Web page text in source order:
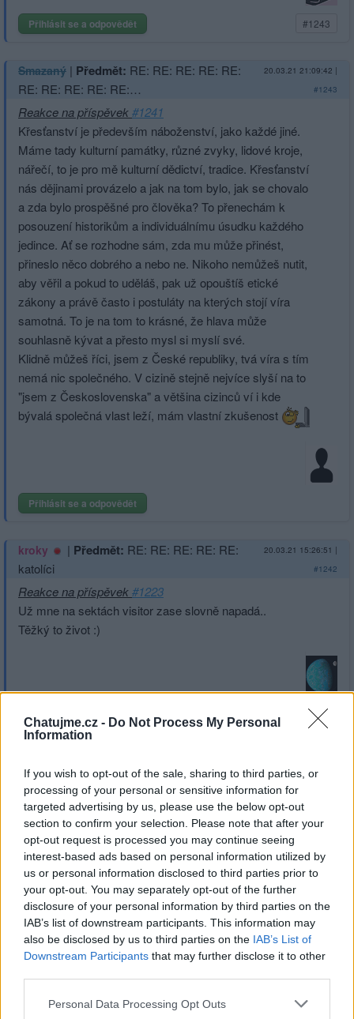
Chatujme.cz - Do Not Process My Personal
Information
If you wish to opt-out of the sale, sharing to third parties, or
processing of your personal or sensitive information for
targeted advertising by us, please use the below opt-out
section to confirm your selection. Please note that after your
opt-out request is processed you may continue seeing
interest-based ads based on personal information utilized by
us or personal information disclosed to third parties prior to
your opt-out. You may separately opt-out of the further
disclosure of your personal information by third parties on the
IAB’s list of downstream participants. This information may
also be disclosed by us to third parties on the IAB’s List of
Downstream Participants that may further disclose it to other
Personal Data Processing Opt Outs
Přihlásit se a odpovědět #1243
Smazaný | Předmět: RE: RE: RE: RE: RE:
RE: RE: RE: RE: RE:…
20.03.21 21:09:42 |
#1243
Reakce na příspěvek#1241
Křesťanství je především náboženství, jako každé jiné.
Máme tady kulturní památky, různé zvyky, lidové kroje,
nářečí, to je pro mě kulturní dědictví, tradice. Křesťanství
nás dějinami provázelo a jak na tom bylo, jak se chovalo
a zda bylo prospěšné pro člověka? To přenechám k
posouzení historikům a individuálnímu úsudku každého
jedince. Ať se rozhodne sám, zda mu může přinést,
přineslo něco dobrého a nebo ne. Nikoho nemůžeš nutit,
aby věřil a pokud to uděláš, pak už opouštíš etické
zákony a právě často i postuláty na kterých stojí víra
samotná. To je na tom to krásné, že hlava může
souhlasně kývat a přesto mysl si myslí své.
Klidně můžeš říci, jsem z České republiky, tvá víra s tím
nemá nic společného. V cizině stejně nejvíce slyší na to
"jsem z Československa" a většina cizinců ví i kde
bývalá společná vlast leží, mám vlastní zkušenost
Přihlásit se a odpovědět
kroky | Předmět: RE: RE: RE: RE: RE:
katolíci
20.03.21 15:26:51 |
#1242
Reakce na příspěvek#1223
Už mne na sektách visitor zase slovně napadá..
Těžký to život :)
#1223
RE: RE: RE: RE: RE:…
#1241
Reakce na příspěvek#1239
To s tím přece nijak nesouvisí. Hodně jsem cestovala, a
vím že v jiných zemích je jiná tradice a je také jiné
náboženství a to vytváří charakter a tradici dané země.
Již jsem dost stará na to abych pochopila že to co
máme zde patří k tomu nejlepšímu a nejcennějšímu a je
třea si to chránit. A patří k tomu i naše tradice, historické
souvislosti a kulturní bohatství. Na vše můžeme být hrdi.
Nestydím se za to že jsem křesťanka, hlasím se k tomu
a že jsem křesťanka.